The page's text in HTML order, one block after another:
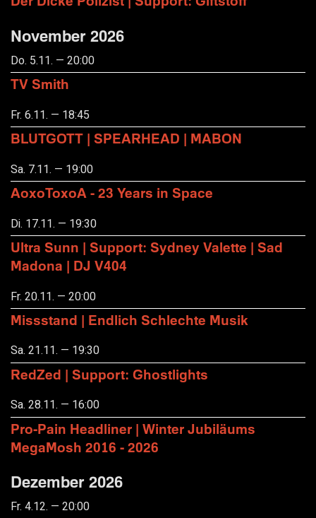
November 2026
Do. 5.11. — 20:00
TV Smith
Fr. 6.11. — 18:45
BLUTGOTT | SPEARHEAD | MABON
Sa. 7.11. — 19:00
AoxoToxoA - 23 Years in Space
Di. 17.11. — 19:30
Ultra Sunn | Support: Sydney Valette | Sad
Madona | DJ V404
Fr. 20.11. — 20:00
Missstand | Endlich Schlechte Musik
Sa. 21.11. — 19:30
RedZed | Support: Ghostlights
Sa. 28.11. — 16:00
Pro-Pain Headliner | Winter Jubiläums
MegaMosh 2016 - 2026
Dezember 2026
Fr. 4.12. — 20:00